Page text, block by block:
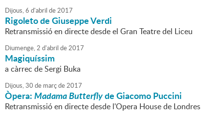
Dijous,6 d'abril de2017
Rigoleto de Giuseppe Verdi
Retransmissió en directe desde el Gran Teatre del Liceu
Diumenge,2 d'abril de2017
Magiquíssim
a càrrec de Sergi Buka
Dijous,30 de marçde2017
Òpera:Madama Butterflyde Giacomo Puccini
Retransmissió en directe desde l'Opera House de Londres